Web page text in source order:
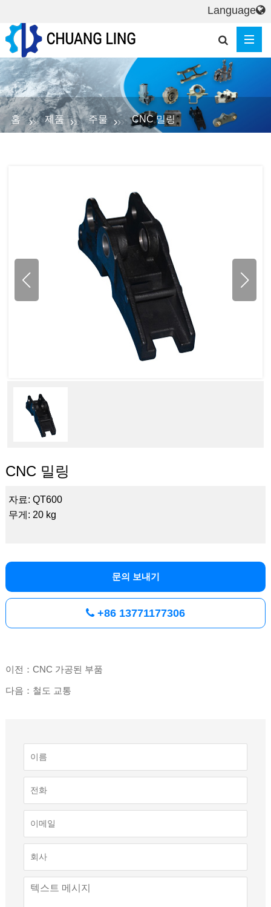
홈 제품 주물 CNC 밀링
CNC 밀링
자료: QT600
무게: 20 kg
문의 보내기
+86 13771177306
이전：CNC 가공된 부품
다음：철도 교통
Language